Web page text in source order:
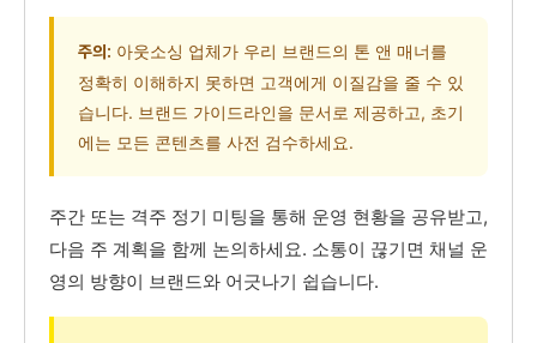
주의: 아웃소싱 업체가 우리 브랜드의 톤 앤 매너를
정확히 이해하지 못하면 고객에게 이질감을 줄 수 있
습니다. 브랜드 가이드라인을 문서로 제공하고, 초기
에는 모든 콘텐츠를 사전 검수하세요.
주간 또는 격주 정기 미팅을 통해 운영 현황을 공유받고,
다음 주 계획을 함께 논의하세요. 소통이 끊기면 채널 운
영의 방향이 브랜드와 어긋나기 쉽습니다.